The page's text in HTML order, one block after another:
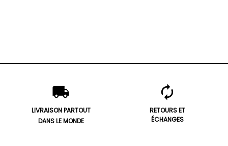
local_shipping
LIVRAISON PARTOUT
DANS LE MONDE
autorenew
RETOURS ET
ÉCHANGES